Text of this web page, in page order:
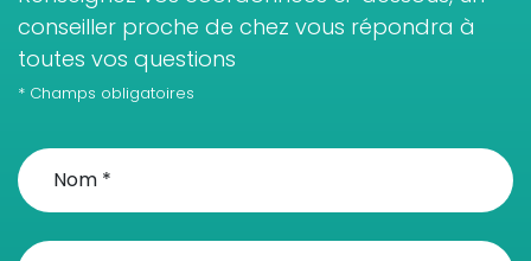
conseiller proche de chez vous répondra à
toutes vos questions
* Champs obligatoires